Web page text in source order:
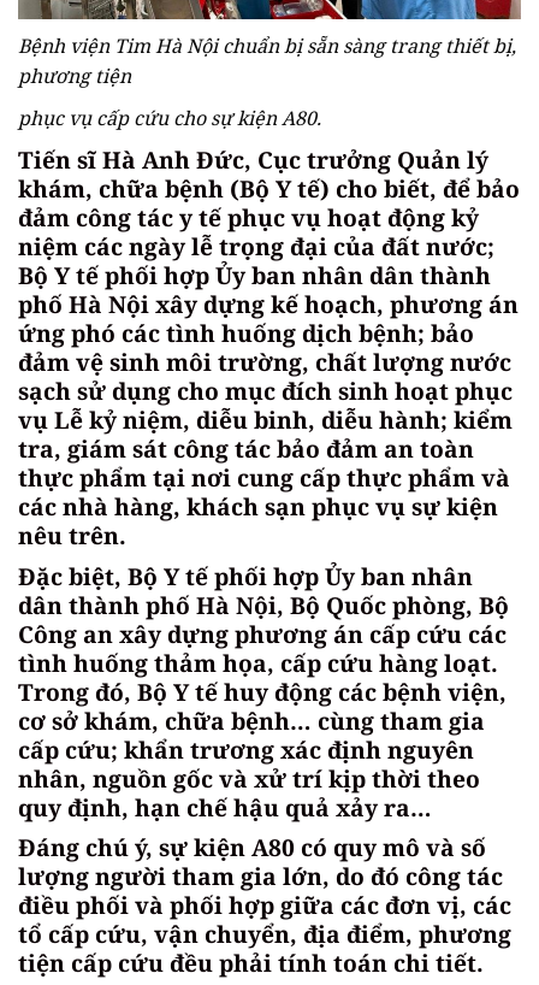
Bệnh viện Tim Hà Nội chuẩn bị sẵn sàng trang thiết bị,
phương tiện
phục vụ cấp cứu cho sự kiện A80.
Tiến sĩ Hà Anh Đức, Cục trưởng Quản lý
khám, chữa bệnh (Bộ Y tế) cho biết, để bảo
đảm công tác y tế phục vụ hoạt động kỷ
niệm các ngày lễ trọng đại của đất nước;
Bộ Y tế phối hợp Ủy ban nhân dân thành
phố Hà Nội xây dựng kế hoạch, phương án
ứng phó các tình huống dịch bệnh; bảo
đảm vệ sinh môi trường, chất lượng nước
sạch sử dụng cho mục đích sinh hoạt phục
vụ Lễ kỷ niệm, diễu binh, diễu hành; kiểm
tra, giám sát công tác bảo đảm an toàn
thực phẩm tại nơi cung cấp thực phẩm và
các nhà hàng, khách sạn phục vụ sự kiện
nêu trên.
Đặc biệt, Bộ Y tế phối hợp Ủy ban nhân
dân thành phố Hà Nội, Bộ Quốc phòng, Bộ
Công an xây dựng phương án cấp cứu các
tình huống thảm họa, cấp cứu hàng loạt.
Trong đó, Bộ Y tế huy động các bệnh viện,
cơ sở khám, chữa bệnh… cùng tham gia
cấp cứu; khẩn trương xác định nguyên
nhân, nguồn gốc và xử trí kịp thời theo
quy định, hạn chế hậu quả xảy ra…
Đáng chú ý, sự kiện A80 có quy mô và số
lượng người tham gia lớn, do đó công tác
điều phối và phối hợp giữa các đơn vị, các
tổ cấp cứu, vận chuyển, địa điểm, phương
tiện cấp cứu đều phải tính toán chi tiết.